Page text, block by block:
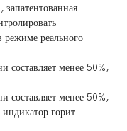
запатентованная
режиме реального
составляет менее 50%,
составляет менее 50%,
горит